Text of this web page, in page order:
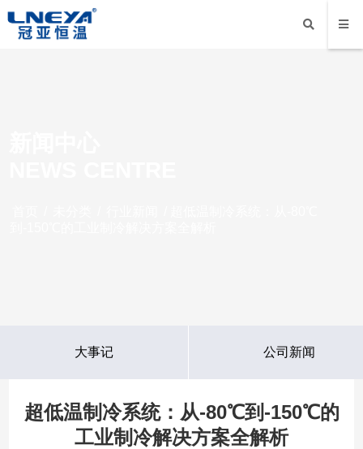
大事记 公司新闻
超低温制冷系统：从-80℃到-150℃的
工业制冷解决方案全解析